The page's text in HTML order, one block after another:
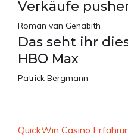
Verkäufe
Roman van Genabith
Das seht ihr
HBO Max
Patrick Bergmann
QuickWin Casino